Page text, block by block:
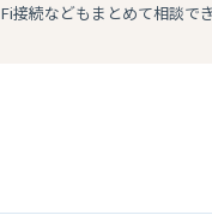
Fi接続などもまとめて相談でき